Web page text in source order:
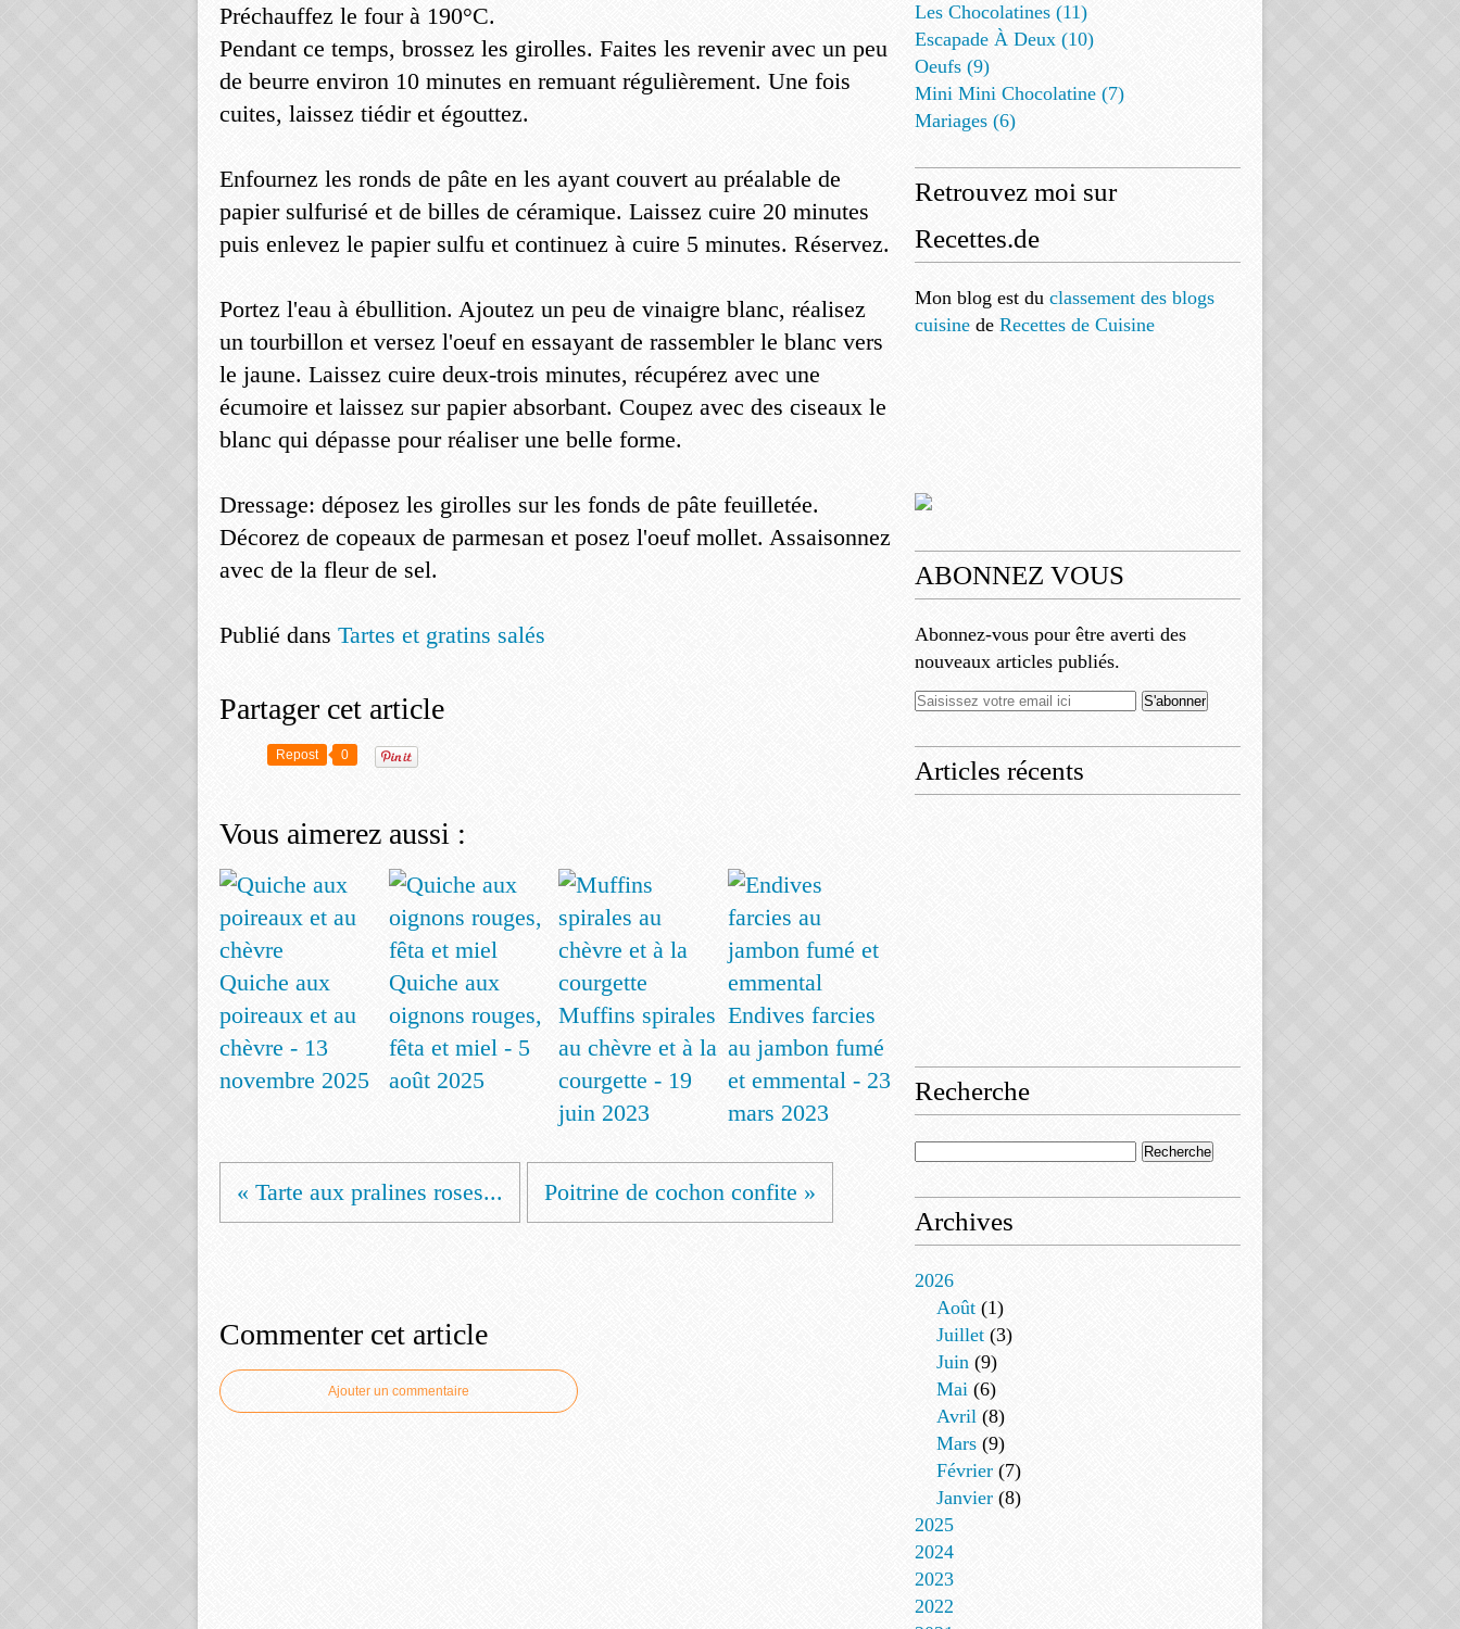
Préchauffez le four à 190°C.
Pendant ce temps, brossez les girolles. Faites les revenir avec un peu
de beurre environ 10 minutes en remuant régulièrement. Une fois
cuites, laissez tiédir et égouttez.
Enfournez les ronds de pâte en les ayant couvert au préalable de
papier sulfurisé et de billes de céramique. Laissez cuire 20 minutes
puis enlevez le papier sulfu et continuez à cuire 5 minutes. Réservez.
Portez l'eau à ébullition. Ajoutez un peu de vinaigre blanc, réalisez
un tourbillon et versez l'oeuf en essayant de rassembler le blanc vers
le jaune. Laissez cuire deux-trois minutes, récupérez avec une
écumoire et laissez sur papier absorbant. Coupez avec des ciseaux le
blanc qui dépasse pour réaliser une belle forme.
Dressage: déposez les girolles sur les fonds de pâte feuilletée.
Décorez de copeaux de parmesan et posez l'oeuf mollet. Assaisonnez
avec de la fleur de sel.
Publié dans Tartes et gratins salés
Partager cet article
Repost 0
Vous aimerez aussi :
Quiche aux
poireaux et au
chèvre - 13
novembre 2025
Quiche aux
oignons rouges,
fêta et miel - 5
août 2025
Muffins spirales
au chèvre et à la
courgette - 19
juin 2023
Endives farcies
au jambon fumé
et emmental - 23
mars 2023
« Tarte aux pralines roses... Poitrine de cochon confite »
Commenter cet article
Ajouter un commentaire
Les Chocolatines (11)
Escapade À Deux (10)
Oeufs (9)
Mini Mini Chocolatine (7)
Mariages (6)
Retrouvez moi sur
Recettes.de
Mon blog est du classement des blogs
cuisine de Recettes de Cuisine
ABONNEZ VOUS
Abonnez-vous pour être averti des
nouveaux articles publiés.
Articles récents
Recherche
Archives
2026
Août (1)
Juillet (3)
Juin (9)
Mai (6)
Avril (8)
Mars (9)
Février (7)
Janvier (8)
2025
2024
2023
2022